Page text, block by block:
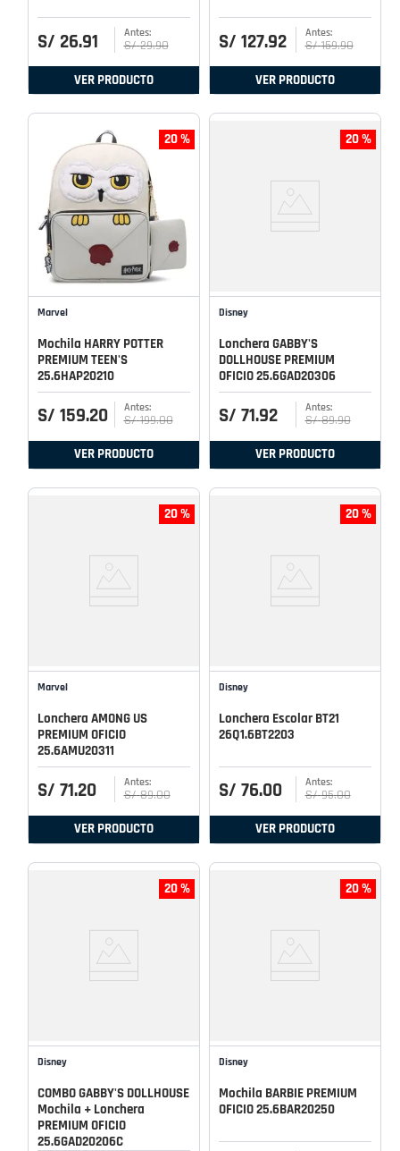
S/ 26.91 S/ 29.90
VER PRODUCTO
S/ 127.92 S/ 159.90
VER PRODUCTO
20 %
Marvel
Mochila HARRY POTTER
PREMIUM TEEN'S
25.6HAP20210
S/ 159.20 S/ 199.00
VER PRODUCTO
20 %
Disney
Lonchera GABBY'S
DOLLHOUSE PREMIUM
OFICIO 25.6GAD20306
S/ 71.92 S/ 89.90
VER PRODUCTO
20 %
Marvel
Lonchera AMONG US
PREMIUM OFICIO
25.6AMU20311
S/ 71.20 S/ 89.00
VER PRODUCTO
20 %
Disney
Lonchera Escolar BT21
26Q1.6BT2203
S/ 76.00 S/ 95.00
VER PRODUCTO
20 %
Disney
COMBO GABBY'S DOLLHOUSE
Mochila + Lonchera
PREMIUM OFICIO
25.6GAD20206C
20 %
Disney
Mochila BARBIE PREMIUM
OFICIO 25.6BAR20250